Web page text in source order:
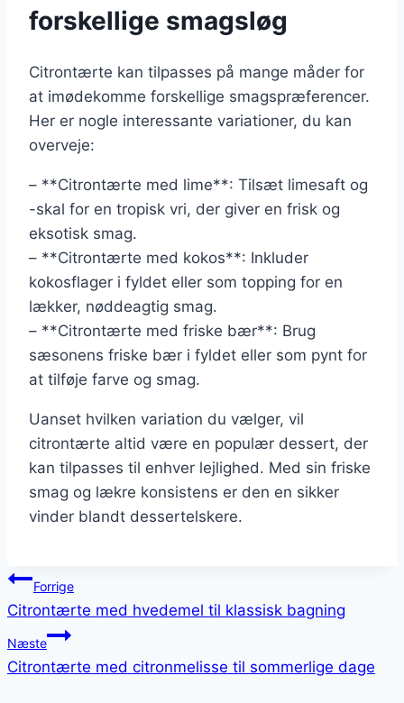
forskellige smagsløg
Citrontærte kan tilpasses på mange måder for
at imødekomme forskellige smagspræferencer.
Her er nogle interessante variationer, du kan
overveje:
– **Citrontærte med lime**: Tilsæt limesaft og
-skal for en tropisk vri, der giver en frisk og
eksotisk smag.
– **Citrontærte med kokos**: Inkluder
kokosflager i fyldet eller som topping for en
lækker, nøddeagtig smag.
– **Citrontærte med friske bær**: Brug
sæsonens friske bær i fyldet eller som pynt for
at tilføje farve og smag.
Uanset hvilken variation du vælger, vil
citrontærte altid være en populær dessert, der
kan tilpasses til enhver lejlighed. Med sin friske
smag og lækre konsistens er den en sikker
vinder blandt dessertelskere.
Indlægsnavigation
Forrige
Citrontærte med hvedemel til klassisk bagning
Næste
Citrontærte med citronmelisse til sommerlige dage